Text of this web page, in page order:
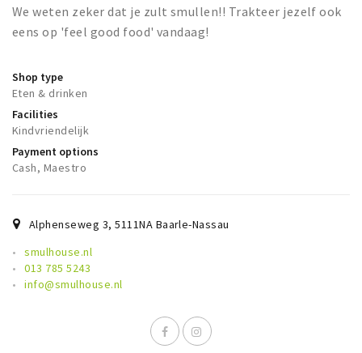
We weten zeker dat je zult smullen!! Trakteer jezelf ook
eens op 'feel good food' vandaag!
Shop type
Eten & drinken
Facilities
Kindvriendelijk
Payment options
Cash, Maestro
Alphenseweg 3,5111NA Baarle-Nassau
smulhouse.nl
013 785 5243
info@smulhouse.nl